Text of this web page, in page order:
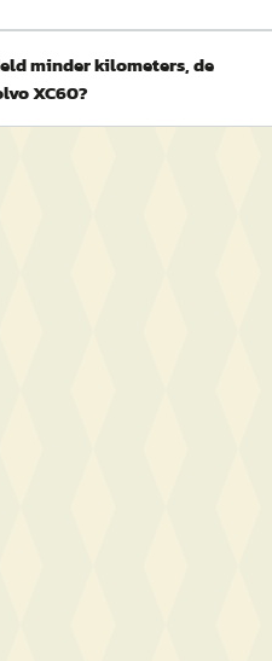
minder kilometers, de
XC60?